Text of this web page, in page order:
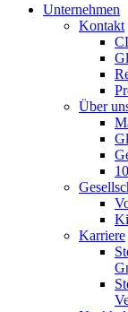
Unternehmen
Kontakt
Über
Karriere